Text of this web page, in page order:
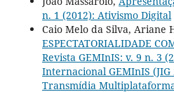
n. 1 (2012): Ativismo Digital
Caio Melo da Silva, Ariane
ESPECTATORIALIDADE
Revista GEMInIS: v. 9 n. 3
Internacional GEMInIS
Transmídia